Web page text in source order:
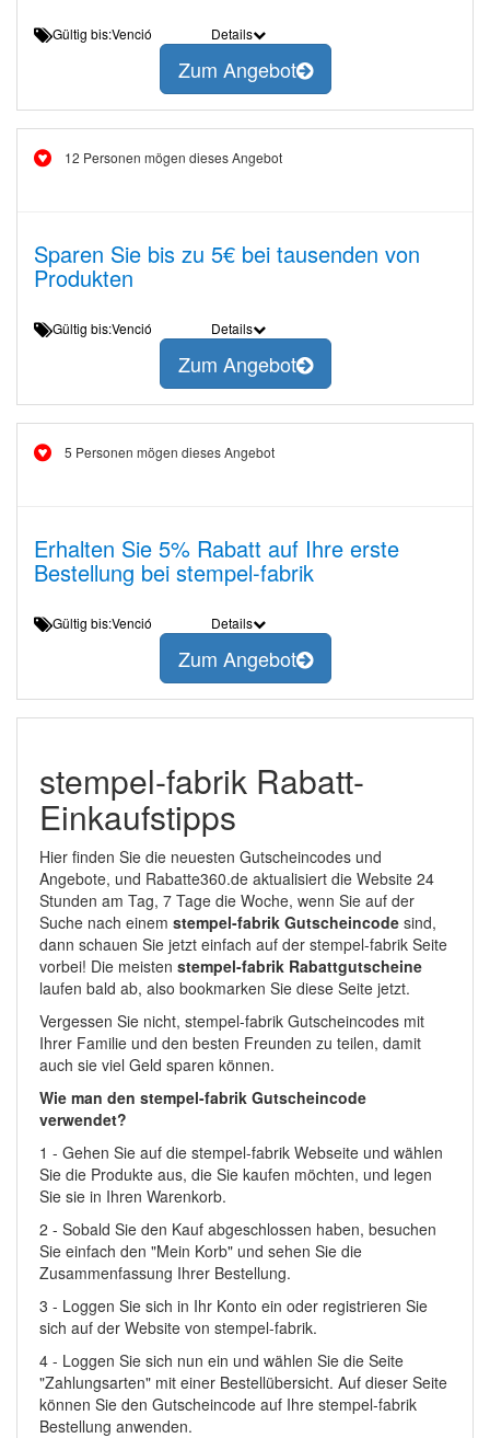
Gültig bis:Venció Details
Zum Angebot
12 Personen mögen dieses Angebot
Sparen Sie bis zu 5€ bei tausenden von
Produkten
Gültig bis:Venció Details
Zum Angebot
5 Personen mögen dieses Angebot
Erhalten Sie 5% Rabatt auf Ihre erste
Bestellung bei stempel-fabrik
Gültig bis:Venció Details
Zum Angebot
stempel-fabrik Rabatt-
Einkaufstipps
Hier finden Sie die neuesten Gutscheincodes und
Angebote, und Rabatte360.de aktualisiert die Website 24
Stunden am Tag, 7 Tage die Woche, wenn Sie auf der
Suche nach einem stempel-fabrik Gutscheincode sind,
dann schauen Sie jetzt einfach auf der stempel-fabrik Seite
vorbei! Die meisten stempel-fabrik Rabattgutscheine
laufen bald ab, also bookmarken Sie diese Seite jetzt.
Vergessen Sie nicht, stempel-fabrik Gutscheincodes mit
Ihrer Familie und den besten Freunden zu teilen, damit
auch sie viel Geld sparen können.
Wie man den stempel-fabrik Gutscheincode
verwendet?
1 - Gehen Sie auf die stempel-fabrik Webseite und wählen
Sie die Produkte aus, die Sie kaufen möchten, und legen
Sie sie in Ihren Warenkorb.
2 - Sobald Sie den Kauf abgeschlossen haben, besuchen
Sie einfach den "Mein Korb" und sehen Sie die
Zusammenfassung Ihrer Bestellung.
3 - Loggen Sie sich in Ihr Konto ein oder registrieren Sie
sich auf der Website von stempel-fabrik.
4 - Loggen Sie sich nun ein und wählen Sie die Seite
"Zahlungsarten" mit einer Bestellübersicht. Auf dieser Seite
können Sie den Gutscheincode auf Ihre stempel-fabrik
Bestellung anwenden.